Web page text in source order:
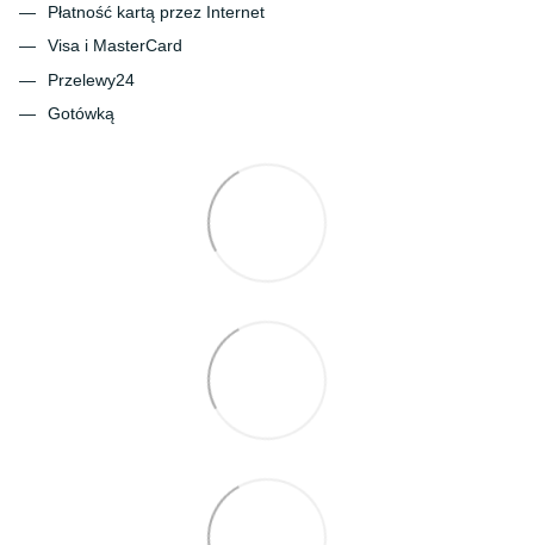
Płatność kartą przez Internet
Visa i MasterCard
Przelewy24
Gotówką